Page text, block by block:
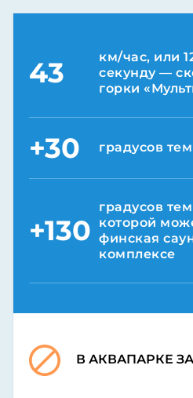
43
км/час, или
секунду —
горки
+30 градусов
+130
градусов
которой
финская
комплексе
В АКВАПАРКЕ